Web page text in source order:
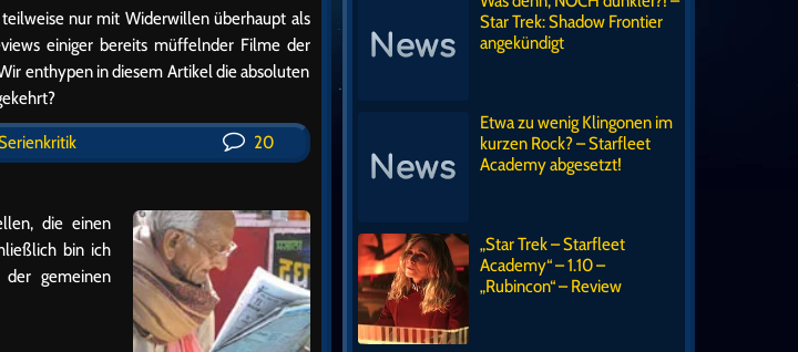
teilweise nur mit Widerwillen überhaupt als
einiger bereits müffelnder Filme der
enthypen in diesem Artikel die absoluten
20
die einen
bin ich
gemeinen
Star Trek: Shadow Frontier
angekündigt
Etwa zu wenig Klingonen im
kurzen Rock? – Starfleet
Academy abgesetzt!
„Star Trek – Starfleet
Academy“ – 1.10 –
„Rubincon“ – Review